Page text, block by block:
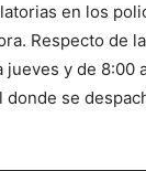
en los
Respecto de
y de 8:00
se